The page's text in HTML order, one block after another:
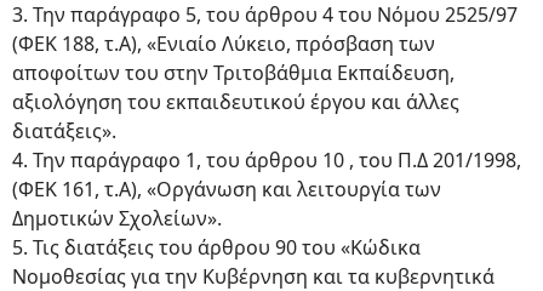
3. Την παράγραφο 5, του άρθρου 4 του Νόμου 2525/97
(ΦΕΚ 188, τ.Α), «Ενιαίο Λύκειο, πρόσβαση των
αποφοίτων του στην Τριτοβάθμια Εκπαίδευση,
αξιολόγηση του εκπαιδευτικού έργου και άλλες
διατάξεις».
4. Την παράγραφο 1, του άρθρου 10 , του Π.Δ 201/1998,
(ΦΕΚ 161, τ.Α), «Οργάνωση και λειτουργία των
Δημοτικών Σχολείων».
5. Τις διατάξεις του άρθρου 90 του «Κώδικα
Νομοθεσίας για την Κυβέρνηση και τα κυβερνητικά